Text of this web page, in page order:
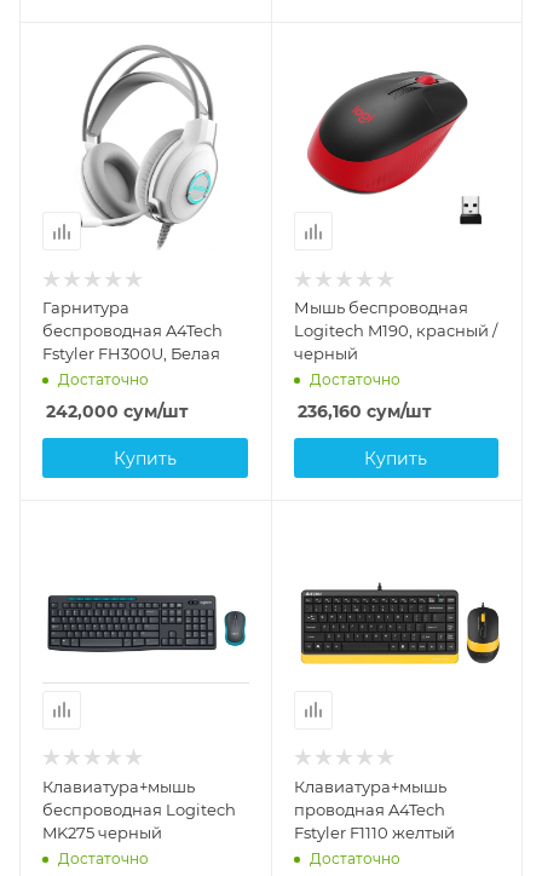
Гарнитура
беспроводная A4Tech
Fstyler FH300U, Белая
Достаточно
242,000 сум/шт
Купить
Мышь беспроводная
Logitech M190, красный /
черный
Достаточно
236,160 сум/шт
Купить
Клавиатура+мышь
беспроводная Logitech
MK275 черный
Достаточно
Клавиатура+мышь
проводная A4Tech
Fstyler F1110 желтый
Достаточно